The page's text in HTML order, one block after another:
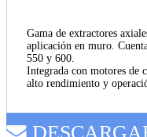
Gama de extractores
aplicación en muro.
550 y 600.
Integrada con motores de
alto rendimiento y